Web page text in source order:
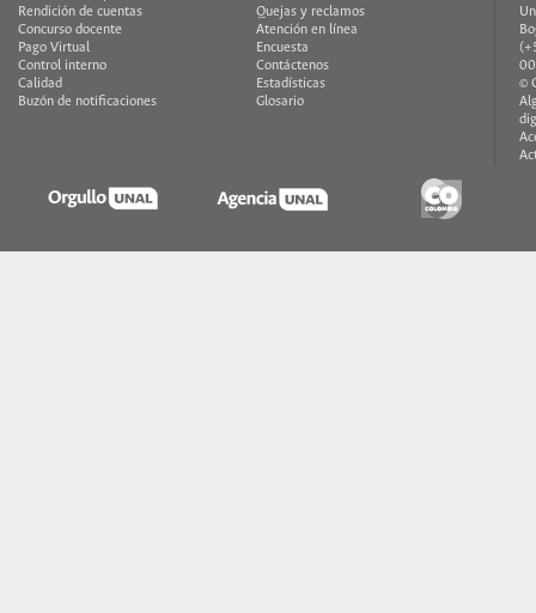
Rendición de cuentas
Concurso docente
Pago Virtual
Control interno
Calidad
Buzón de notificaciones
Quejas y reclamos
Atención en línea
Encuesta
Contáctenos
Estadísticas
Glosario
©